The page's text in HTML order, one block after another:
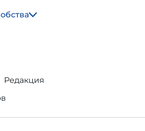
Редакция